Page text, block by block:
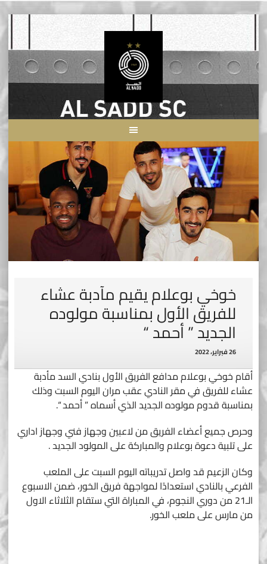
Skip
content
خوخي بوعلام يقيم مآدبة عشاء
للفريق الأول بمناسبة مولوده
الجديد ” أحمد “
26 فبراير، 2022
أقام خوخي بوعلام مدافع الفريق الأول بنادي السد مأدبة
عشاء للفريق في مقر النادي عقب مران اليوم السبت وذلك
بمناسبة قدوم مولوده الجديد الذي أسماه ” أحمد “.
وحرص جميع أعضاء الفريق من لاعبين وجهاز فني وجهاز اداري
على تلبية دعوة بوعلام والمباركة على المولود الجديد .
وكان الزعيم قد واصل تدريباته اليوم السبت على الملعب
الفرعي بالنادي استعدادًا لمواجهة فريق الخور، ضمن الاسبوع
الـ21 من دوري النجوم، في المباراة التي ستقام الثلاثاء الاول
من مارس على ملعب الخور.